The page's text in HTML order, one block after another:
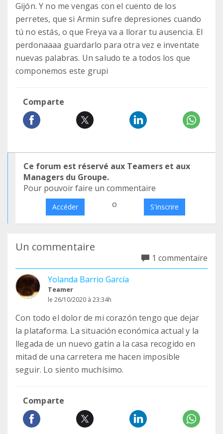
Gijón. Y no me vengas con el cuento de los
perretes, que si Armin sufre depresiones cuando
tú no estás, o que Freya va a llorar tu ausencia. El
perdonaaaa guardarlo para otra vez e inventate
nuevas palabras. Un saludo te a todos los que
componemos este grupi
Comparte
Ce forum est réservé aux Teamers et aux
Managers du Groupe.
Pour pouvoir faire un commentaire
Accéder o S'inscrire
Un commentaire
1 commentaire
Yolanda Barrio García
Teamer
le 26/10/2020 à 23:34h
Con todo el dolor de mi corazón tengo que dejar
la plataforma. La situación económica actual y la
llegada de un nuevo gatin a la casa recogido en
mitad de una carretera me hacen imposible
seguir. Lo siento muchísimo.
Comparte